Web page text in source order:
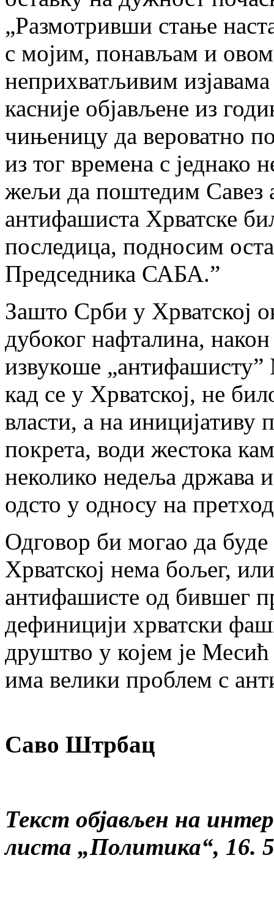
„Размотривши стање
с мојим, понављам и
неприхватљивим
касније објављене из
чињеницу да вероватно
из тог времена с једнако
жељи да поштедим Савез
антифашиста Хрватске
последица, подносим
Председника САБА.”
Зашто Срби у Хрватској
дубоког нафталина,
извукоше
кад се у Хрватској, не
власти, а на
покрета, води жестока
неколико недеља држава
одсто у односу на
Одговор би могао да
Хрватској нема бољег,
антифашисте од бившег
дефиницији хрватски
друштво у којем је
има велики проблем с
Саво Штрбац
Текст објављен на
листа „Политика“, 16.